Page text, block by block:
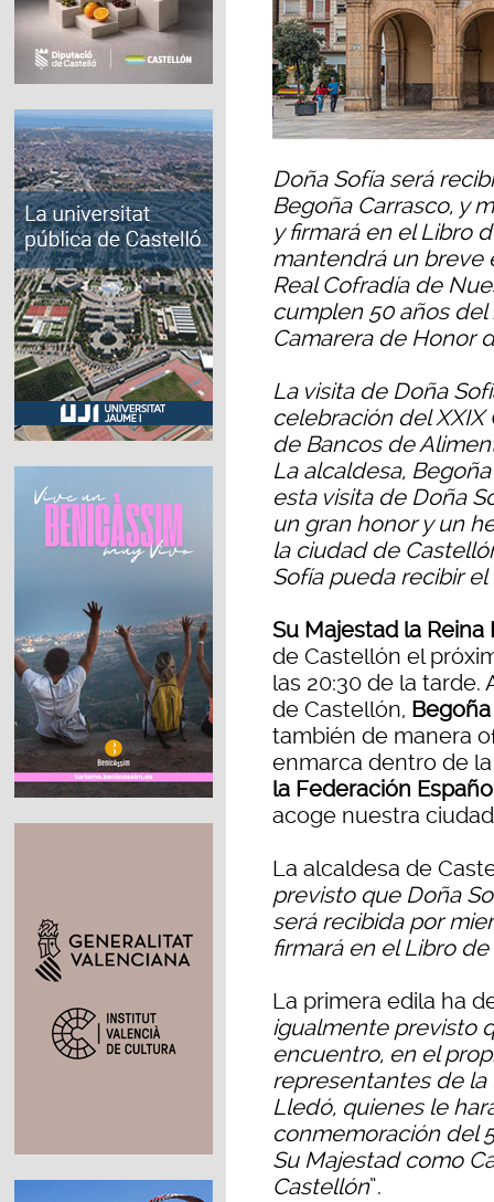
Doña Sofía será
Begoña Carrasco, y
y firmará en el Libro
mantendrá un breve
Real Cofradía de
cumplen 50 años
Camarera de Honor
La visita de Doña
celebración del
de Bancos de
La alcaldesa,
esta visita de Doña
un gran honor y un
la ciudad de
Sofía pueda recibir
Su Majestad la Reina
de Castellón el
las 20:30 de la tarde.
de Castellón,
también de manera
enmarca dentro de
la Federación
acoge nuestra
La alcaldesa de
previsto que Doña
será recibida por
firmará en el Libro
La primera edila ha
igualmente previsto
encuentro, en el
representantes de la
Lledó, quienes le
conmemoración del
Su Majestad como
Castellón”.